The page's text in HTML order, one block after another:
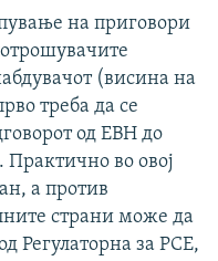
на приговори
(висина на
треба да се
од ЕВН до
во овој
а против
страни може да
Регулаторна за РСЕ,